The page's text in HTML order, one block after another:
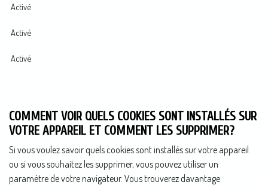
Activé
Activé
Activé
COMMENT VOIR QUELS COOKIES SONT INSTALLÉS SUR
VOTRE APPAREIL ET COMMENT LES SUPPRIMER?
Si vous voulez savoir quels cookies sont installés sur votre appareil
ou si vous souhaitez les supprimer, vous pouvez utiliser un
paramètre de votre navigateur. Vous trouverez davantage